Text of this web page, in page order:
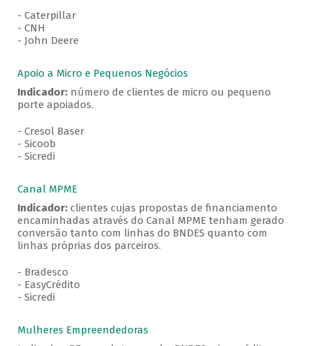
- Caterpillar
- CNH
- John Deere
Apoio a Micro e Pequenos Negócios
Indicador:número de clientes de micro ou pequeno
porte apoiados.
- Cresol Baser
- Sicoob
- Sicredi
Canal MPME
Indicador:clientes cujas propostas de financiamento
encaminhadas através do Canal MPME tenham gerado
conversão tanto com linhas do BNDES quanto com
linhas próprias dos parceiros.
- Bradesco
- EasyCrédito
- Sicredi
Mulheres Empreendedoras